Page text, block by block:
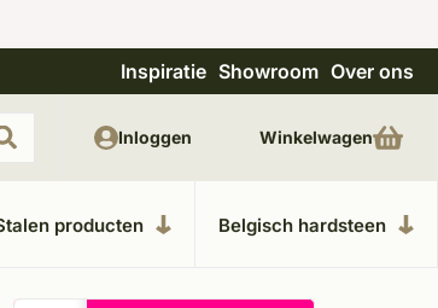
showroom in Kesteren Unieke
Inspiratie Showroom Over ons
producten Belgisch hardsteen
Inloggen Winkelwagen